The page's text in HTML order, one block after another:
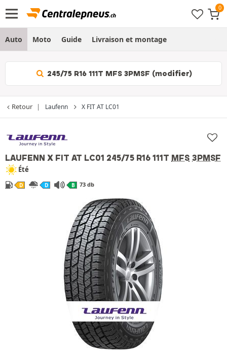
Auto Moto Guide Livraison et montage
245/75 R16 111T MFS 3PMSF (modifier)
Retour Laufenn X FIT AT LC01
LAUFENN X FIT AT LC01 245/75 R16 111T MFS 3PMSF
Été
D D B 73 db